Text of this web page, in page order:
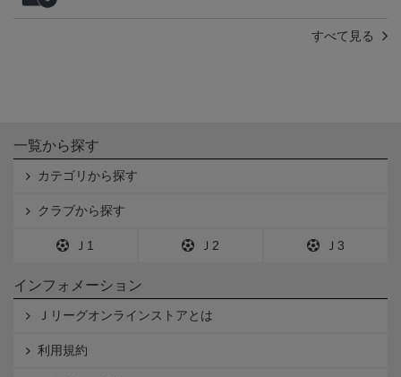
すべて見る
一覧から探す
カテゴリから探す
クラブから探す
Ｊ1 Ｊ2 Ｊ3
インフォメーション
Ｊリーグオンラインストアとは
利用規約